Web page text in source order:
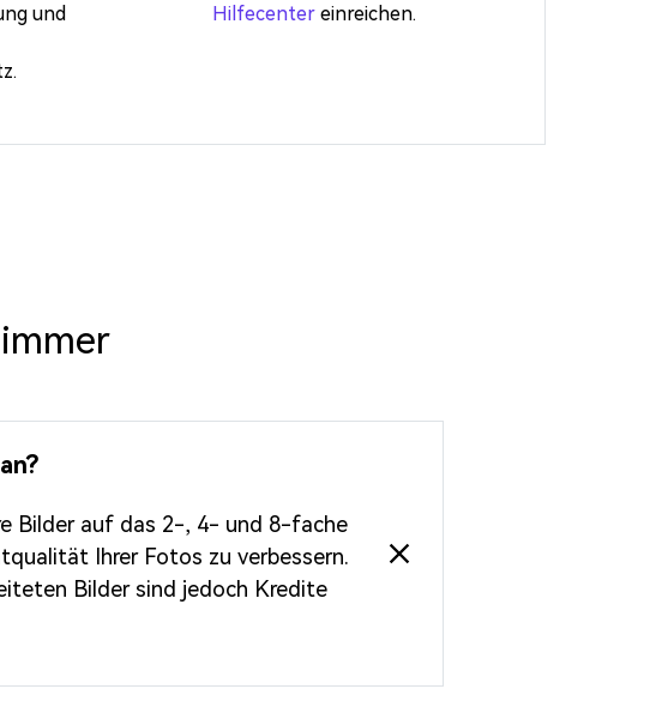
und
Hilfecenter einreichen.
Bilder auf das 2-, 4- und 8-fache
Ihrer Fotos zu verbessern.
Bilder sind jedoch Kredite